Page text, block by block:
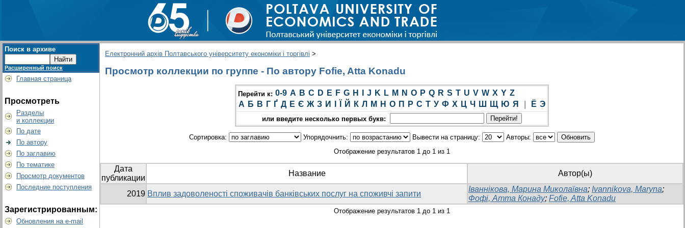
Поиск в архиве
Расширенный поиск
Главная страница
Просмотреть
Разделы
и коллекции
По дате
По автору
По заглавию
По тематике
Просмотр документов
Последние поступления
Зарегистрированным:
Обновления на e-mail
Електронний архів Полтавського університету економіки і торгівлі >
Просмотр коллекции по группе - По автору Fofie, Atta Konadu
Перейти к: 0-9 A B C D E F G H J K L M N O P Q R S T U V W X Y Z
А Б В Г Ґ Д Е Є Ж З И Й К Л М Н О П Р С Т У Ф Х Ц Ч Ш Щ Ю Я Ё Э
или введите несколько первых букв:
Сортировка: Упорядочнить: Вывести на страницу:
Авторы:
Отображение результатов 1 до 1 из 1
Дата
публикации
Название Автор(ы)
2019 Вплив задоволеності споживачів банківських послуг на споживчі запити
Іваннікова, Марина Миколаївна; Ivannikova, Maryna;
Фофі, Атта Конаду; Fofie, Atta Konadu
Отображение результатов 1 до 1 из 1